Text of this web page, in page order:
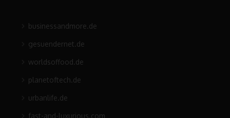
businessandmore.de
gesuendernet.de
worldsoffood.de
planetoftech.de
urbanlife.de
fast-and-luxurious.com